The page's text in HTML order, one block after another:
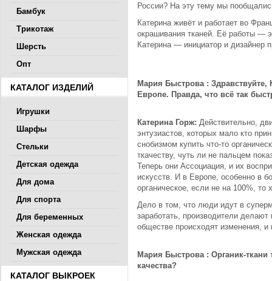
России? На эту тему мы
Катерина живёт и работает во
окрашивания тканей. Её работы —
Катерина — инициатор и дизайнер
Мария Быстрова : Здравствуйте,
Европе. Правда, что всё так
Катерина Горж: Действительно,
энтузиастов, которых мало кто
снобизмом купить что-то
ткачеству, чуть ли не пальцем
Теперь они Ассоциация, и их
искусств. И в Европе, особенно в
органическое, если не на 100%, то
Дело в том, что люди идут в
заработать, производители
обществе происходят изменения, и
Мария Быстрова : Органик-ткани
качества?
Бамбук
Трикотаж
Шерсть
Опт
КАТАЛОГ ИЗДЕЛИЙ
Игрушки
Шарфы
Стельки
Детская одежда
Для дома
Для спорта
Для беременных
Женская одежда
Мужская одежда
КАТАЛОГ ВЫКРОЕК